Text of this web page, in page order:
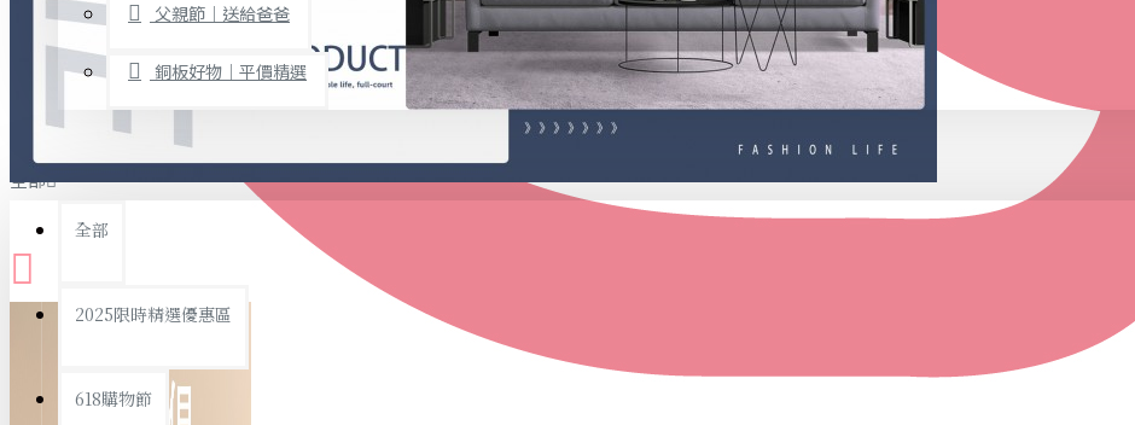
事務用品
文具收納
書寫用品
衛浴用品
免打孔收納專區
父親節｜送給爸爸
銅板好物｜平價精選
全部
全部
2025限時精選優惠區
618購物節